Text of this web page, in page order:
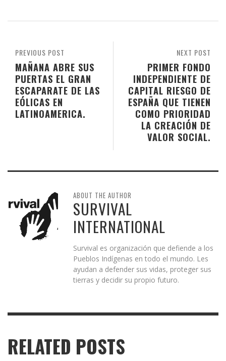
NEXT POST
PRIMER FONDO
INDEPENDIENTE DE
CAPITAL RIESGO DE
ESPAÑA QUE TIENEN
COMO PRIORIDAD
LA CREACIÓN DE
VALOR SOCIAL.
PREVIOUS POST
MAÑANA ABRE SUS
PUERTAS EL GRAN
ESCAPARATE DE LAS
EÓLICAS EN
LATINOAMERICA.
ABOUT THE AUTHOR
SURVIVAL
INTERNATIONAL
Survival es organización que defiende a los
Pueblos Indígenas en todo el mundo. Les
ayudan a defender sus vidas, proteger sus
tierras y decidir su propio futuro.
RELATED POSTS